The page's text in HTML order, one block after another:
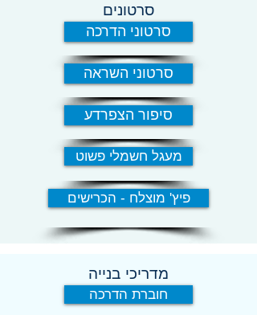
סרטונים
סרטוני הדרכה
סרטוני השראה
סיפור הצפרדע
מעגל חשמלי פשוט
פיץ' מוצלח - הכרישים
מדריכי בנייה
חוברת הדרכה